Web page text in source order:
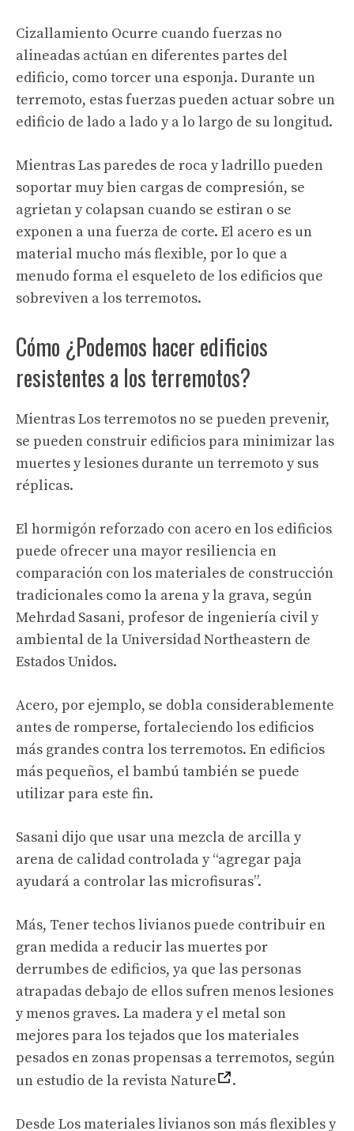
Cizallamiento Ocurre cuando fuerzas no
alineadas actúan en diferentes partes del
edificio, como torcer una esponja. Durante un
terremoto, estas fuerzas pueden actuar sobre un
edificio de lado a lado y a lo largo de su longitud.
MientrasLas paredes de roca y ladrillo pueden
soportar muy bien cargas de compresión, se
agrietan y colapsan cuando se estiran o se
exponen a una fuerza de corte. El acero es un
material mucho más flexible, por lo que a
menudo forma el esqueleto de los edificios que
sobreviven a los terremotos.
Cómo ¿Podemos hacer edificios
resistentes a los terremotos?
MientrasLos terremotos no se pueden prevenir,
se pueden construir edificios para minimizar las
muertes y lesiones durante un terremoto y sus
réplicas.
El hormigón reforzado con acero en los edificios
puede ofrecer una mayor resiliencia en
comparación con los materiales de construcción
tradicionales como la arena y la grava, según
Mehrdad Sasani, profesor de ingeniería civil y
ambiental de la Universidad Northeastern de
Estados Unidos.
Acero, por ejemplo, se dobla considerablemente
antes de romperse, fortaleciendo los edificios
más grandes contra los terremotos. En edificios
más pequeños, el bambú también se puede
utilizar para este fin.
Sasani dijo que usar una mezcla de arcilla y
arena de calidad controlada y “agregar paja
ayudará a controlar las microfisuras”.
Más, Tener techos livianos puede contribuir en
gran medida a reducir las muertes por
derrumbes de edificios, ya que las personas
atrapadas debajo de ellos sufren menos lesiones
y menos graves. La madera y el metal son
mejores para los tejados que los materiales
pesados ​​en zonas propensas a terremotos, según
un estudio de la revista Nature
.
Desde Los materiales livianos son más flexibles y